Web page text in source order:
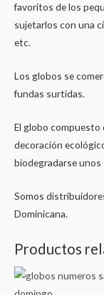
favoritos de los
sujetarlos con una
etc.
Los globos se
fundas surtidas.
El globo compuesto
decoración
biodegradarse unos
Somos
Dominicana.
Productos